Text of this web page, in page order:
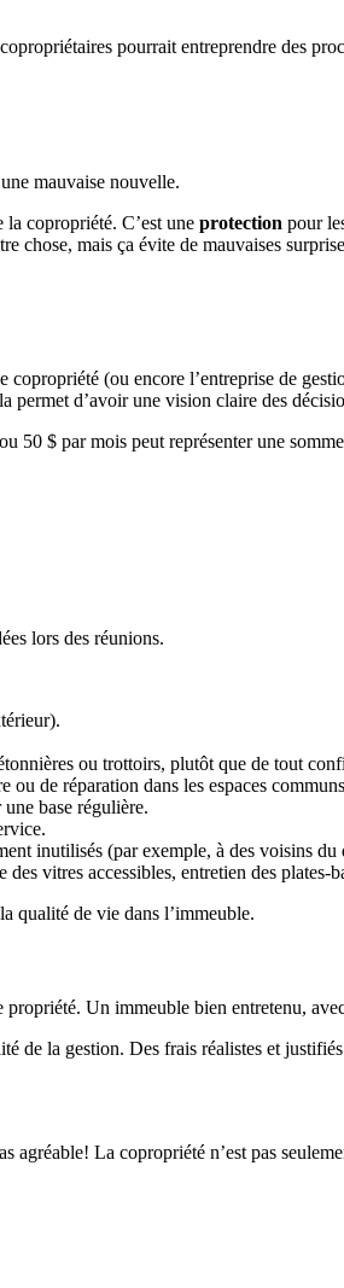
pourrait entreprendre des
mauvaise nouvelle.
copropriété. C’est une protection pour
chose, mais ça évite de mauvaises
copropriété (ou encore l’entreprise de
permet d’avoir une vision claire des
$ par mois peut représenter une
lors des réunions.
ou trottoirs, plutôt que de tout
de réparation dans les espaces
base régulière.
inutilisés (par exemple, à des voisins du
vitres accessibles, entretien des plates-
qualité de vie dans l’immeuble.
propriété. Un immeuble bien entretenu,
de la gestion. Des frais réalistes et
La copropriété n’est pas